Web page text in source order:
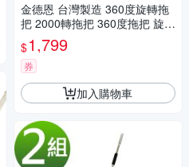
金德恩 台灣製造 360度旋轉拖
把 2000轉拖把 360度拖把 旋轉
拖把 拖把組 拖把 清潔拖把 日
用拖把
$1,799
券
加入購物車